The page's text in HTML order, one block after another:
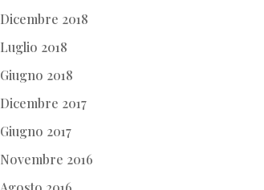
Dicembre 2018
Luglio 2018
Giugno 2018
Dicembre 2017
Giugno 2017
Novembre 2016